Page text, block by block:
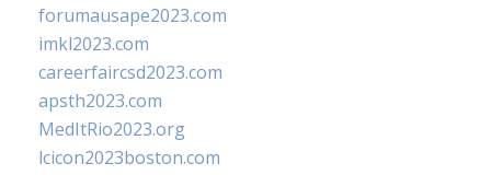
forumausape2023.com
imkl2023.com
careerfaircsd2023.com
apsth2023.com
MedItRio2023.org
lcicon2023boston.com